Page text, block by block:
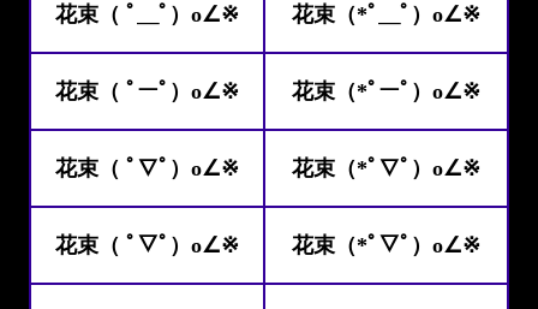
花束（ ﾟ＿ﾟ）o∠※ 花束（*ﾟ＿ﾟ）o∠※
花束（ ﾟーﾟ）o∠※ 花束（*ﾟーﾟ）o∠※
花束（ ﾟ∇ﾟ）o∠※ 花束（*ﾟ∇ﾟ）o∠※
花束（ ﾟ▽ﾟ）o∠※ 花束（*ﾟ▽ﾟ）o∠※